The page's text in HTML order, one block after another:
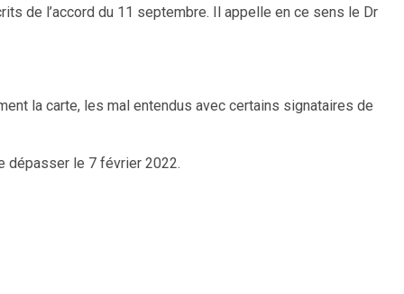
de l’accord du 11 septembre. Il appelle en ce sens le Dr
la carte, les mal entendus avec certains signataires de
dépasser le 7 février 2022.